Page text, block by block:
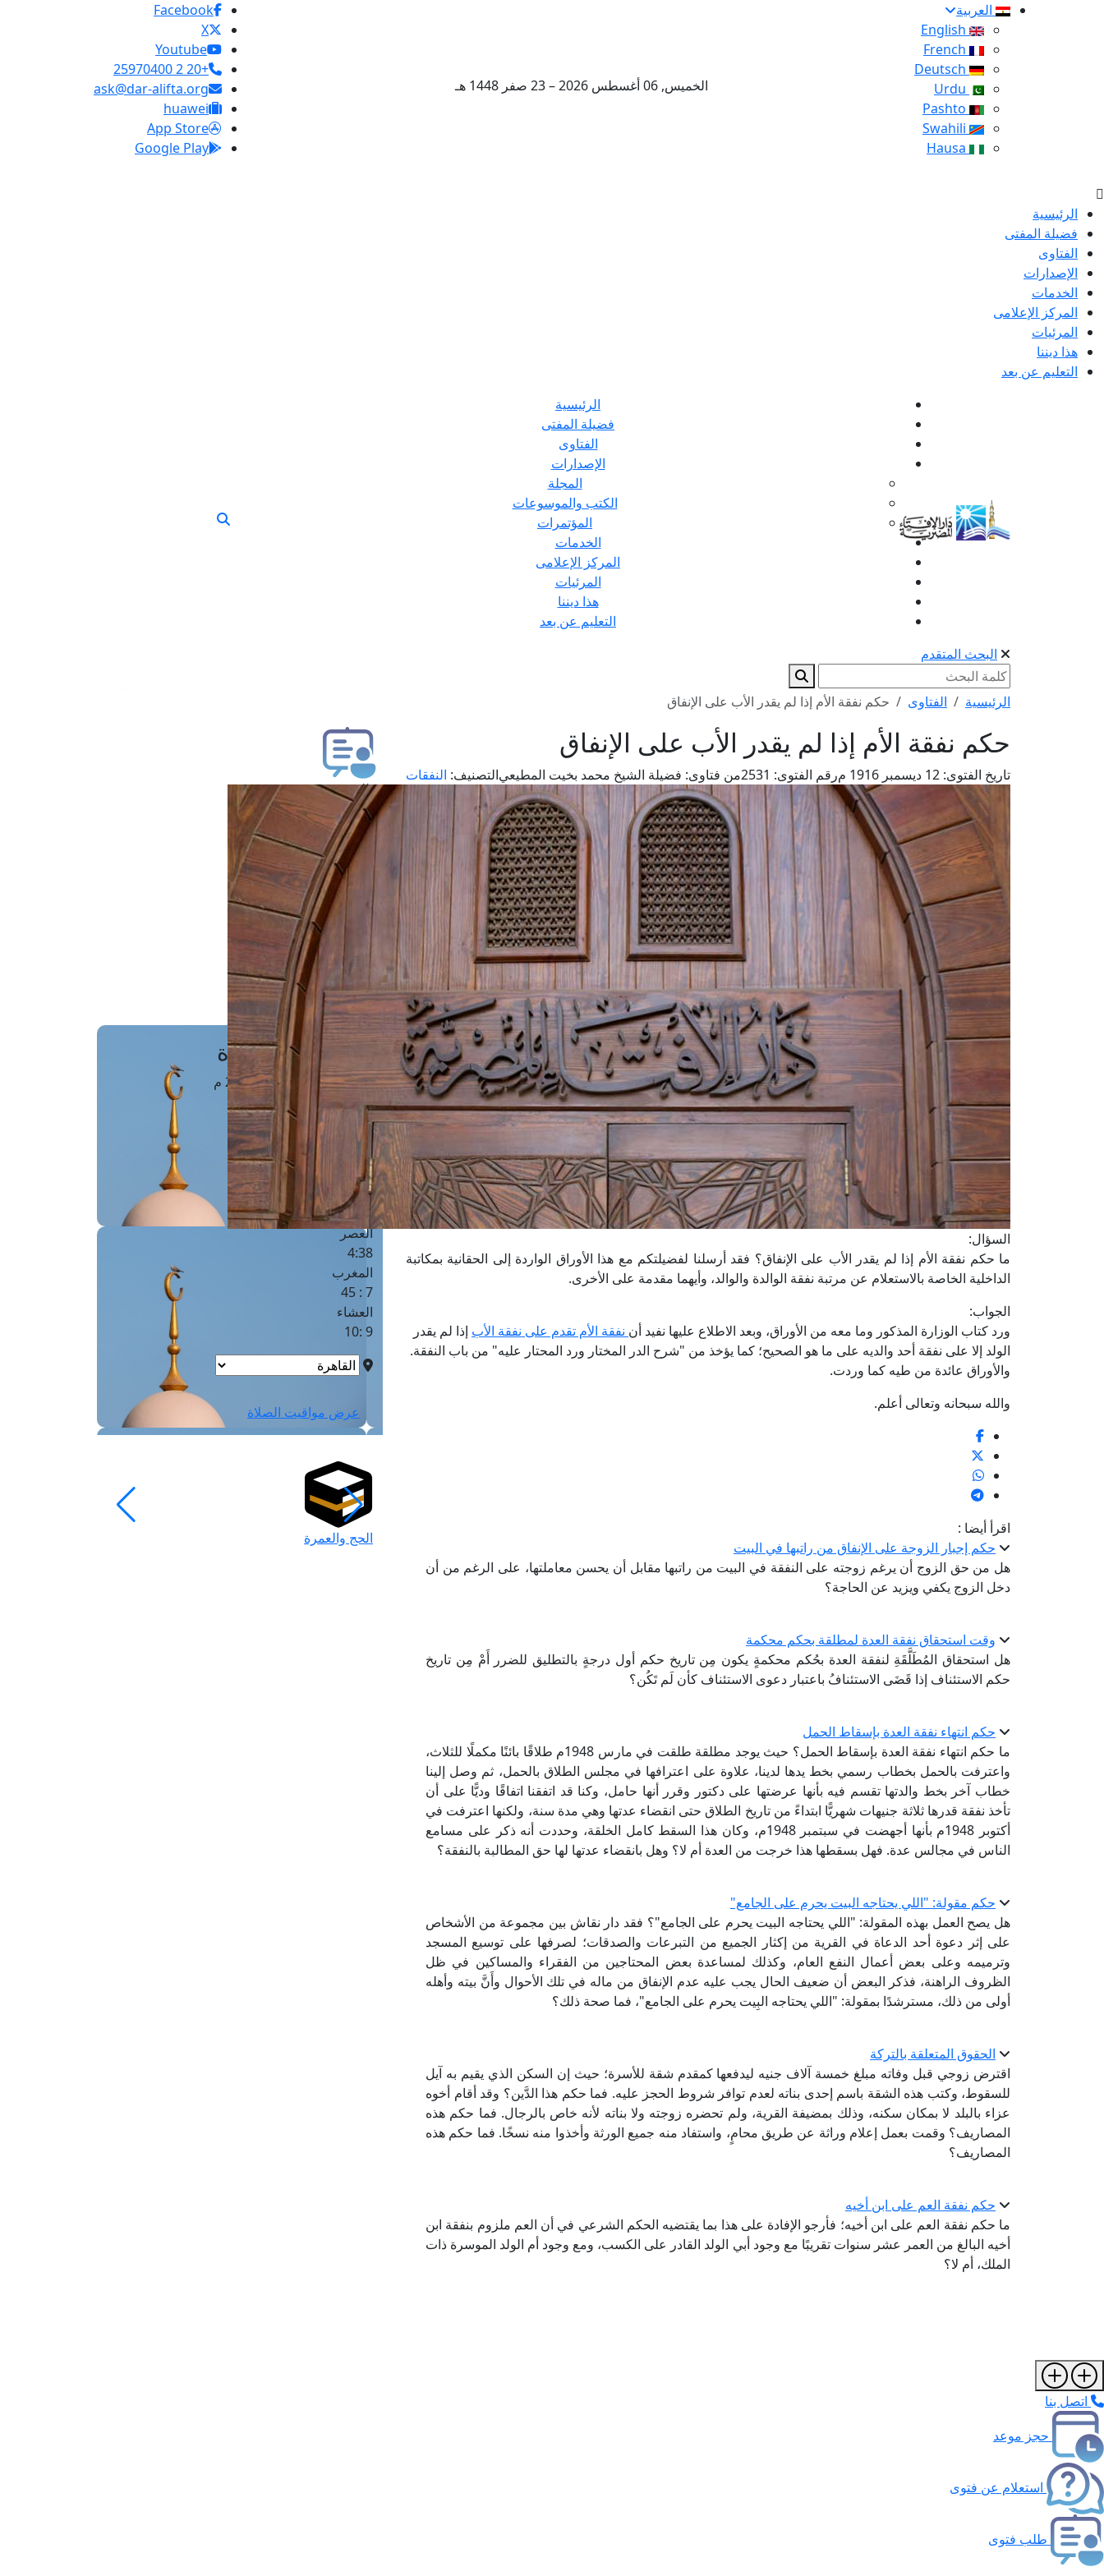
العربية
الخميس, 06 أغسطس 2026 – 23 صفر 1448 هـ
Facebook
X
Youtube
+20 2 25970400
ask@dar-alifta.org
huawei
App Store
Google Play
الرئيسية
فضيلة المفتى
الفتاوى
الإصدارات
الخدمات
المركز الإعلامى
المرئيات
هذا ديننا
التعليم عن بعد
الرئيسية
فضيلة المفتى
الفتاوى
الإصدارات
المجلة
الكتب والموسوعات
المؤتمرات
الخدمات
المركز الإعلامى
المرئيات
هذا ديننا
التعليم عن بعد
البحث المتقدم
الرئيسية الفتاوى حكم نفقة الأم إذا لم يقدر الأب على الإنفاق
حكم نفقة الأم إذا لم يقدر الأب على الإنفاق
تاريخ الفتوى: رقم الفتوى: من فتاوى: فضيلة الشيخ محمد بخيت المطيعيالتصنيف: النفقات
السؤال:
ما حكم نفقة الأم إذا لم يقدر الأب على الإنفاق؟ فقد أرسلنا لفضيلتكم مع هذا الأوراق الواردة إلى الحقانية بمكاتبة
الداخلية الخاصة بالاستعلام عن مرتبة نفقة الوالدة والوالد، وأيهما مقدمة على الأخرى.
الجواب:
ورد كتاب الوزارة المذكور وما معه من الأوراق، وبعد الاطلاع عليها نفيد أن نفقة الأم تقدم على نفقة الأب إذا لم يقدر
الولد إلا على نفقة أحد والديه على ما هو الصحيح؛ كما يؤخذ من "شرح الدر المختار ورد المحتار عليه" من باب النفقة.
والأوراق عائدة من طيه كما وردت.
والله سبحانه وتعالى أعلم.
اقرأ أيضا :
حكم إجبار الزوجة على الإنفاق من راتبها في البيت
هل من حق الزوج أن يرغم زوجته على النفقة في البيت من راتبها مقابل أن يحسن معاملتها، على الرغم من أن
دخل الزوج يكفي ويزيد عن الحاجة؟
وقت استحقاق نفقة العدة لمطلقة بحكم محكمة
هل استحقاق المُطَلَّقَةِ لنفقة العدة بحُكم محكمةٍ يكون مِن تاريخ حكم أول درجةٍ بالتطليق للضرر أَمْ مِن تاريخ
حكم الاستئناف إذا قَضَى الاستئنافُ باعتبار دعوى الاستئناف كأن لَم تَكُن؟
حكم انتهاء نفقة العدة بإسقاط الحمل
ما حكم انتهاء نفقة العدة بإسقاط الحمل؟ حيث يوجد مطلقة طلقت في مارس 1948م طلاقًا بائنًا مكملًا للثلاث،
واعترفت بالحمل بخطاب رسمي بخط يدها لدينا، علاوة على اعترافها في مجلس الطلاق بالحمل، ثم وصل إلينا
خطاب آخر بخط والدتها تقسم فيه بأنها عرضتها على دكتور وقرر أنها حامل، وكنا قد اتفقنا اتفاقًا وديًّا على أن
تأخذ نفقة قدرها ثلاثة جنيهات شهريًّا ابتداءً من تاريخ الطلاق حتى انقضاء عدتها وهي مدة سنة، ولكنها اعترفت في
أكتوبر 1948م بأنها أجهضت في سبتمبر 1948م، وكان هذا السقط كامل الخلقة، وحددت أنه ذكر على مسامع
الناس في مجالس عدة. فهل بسقطها هذا خرجت من العدة أم لا؟ وهل بانقضاء عدتها لها حق المطالبة بالنفقة؟
حكم مقولة: "اللي يحتاجه البيت يحرم على الجامع"
هل يصح العمل بهذه المقولة: "اللي يحتاجه البيت يحرم على الجامع"؟ فقد دار نقاش بين مجموعة من الأشخاص
على إثر دعوة أحد الدعاة في القرية من إكثار الجميع من التبرعات والصدقات؛ لصرفها على توسيع المسجد
وترميمه وعلى بعض أعمال النفع العام، وكذلك لمساعدة بعض المحتاجين من الفقراء والمساكين في ظل
الظروف الراهنة، فذكر البعض أن ضعيف الحال يجب عليه عدم الإنفاق من ماله في تلك الأحوال وأَنَّ بيته وأهله
أولى من ذلك، مسترشدًا بمقولة: "اللي يحتاجه البِيت يحرم على الجامع"، فما صحة ذلك؟
الحقوق المتعلقة بالتركة
اقترض زوجي قبل وفاته مبلغ خمسة آلاف جنيه ليدفعها كمقدم شقة للأسرة؛ حيث إن السكن الذي يقيم به آيل
للسقوط، وكتب هذه الشقة باسم إحدى بناته لعدم توافر شروط الحجز عليه. فما حكم هذا الدَّين؟ وقد أقام أخوه
عزاء بالبلد لا بمكان سكنه، وذلك بمضيفة القرية، ولم تحضره زوجته ولا بناته لأنه خاص بالرجال. فما حكم هذه
المصاريف؟ وقمت بعمل إعلام وراثة عن طريق محامٍ، واستفاد منه جميع الورثة وأخذوا منه نسخًا. فما حكم هذه
المصاريف؟
حكم نفقة العم على ابن أخيه
ما حكم نفقة العم على ابن أخيه؛ فأرجو الإفادة على هذا بما يقتضيه الحكم الشرعي في أن العم ملزوم بنفقة ابن
أخيه البالغ من العمر عشر سنوات تقريبًا مع وجود أبي الولد القادر على الكسب، ومع وجود أم الولد الموسرة ذات
الملك، أم لا؟
طلب فتوى
استعلام عن فتوى
حجز موعد
الفتوى الهاتفية
مَواقِيتُ الصَّـــلاة
القاهرة · 06 أغسطس 2026 م
الفجر
4 :40
الشروق
6 :17
الظهر
العصر
4:38
المغرب
7 : 45
العشاء
9 :10
عرض مواقيت الصلاة
الحج والعمرة
اتصل بنا
حجز موعد
استعلام عن فتوى
طلب فتوى